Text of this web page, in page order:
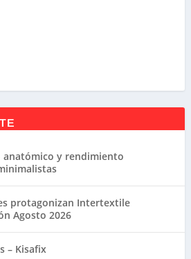
anatómico y rendimiento
protagonizan Intertextile
Agosto 2026
– Kisafix